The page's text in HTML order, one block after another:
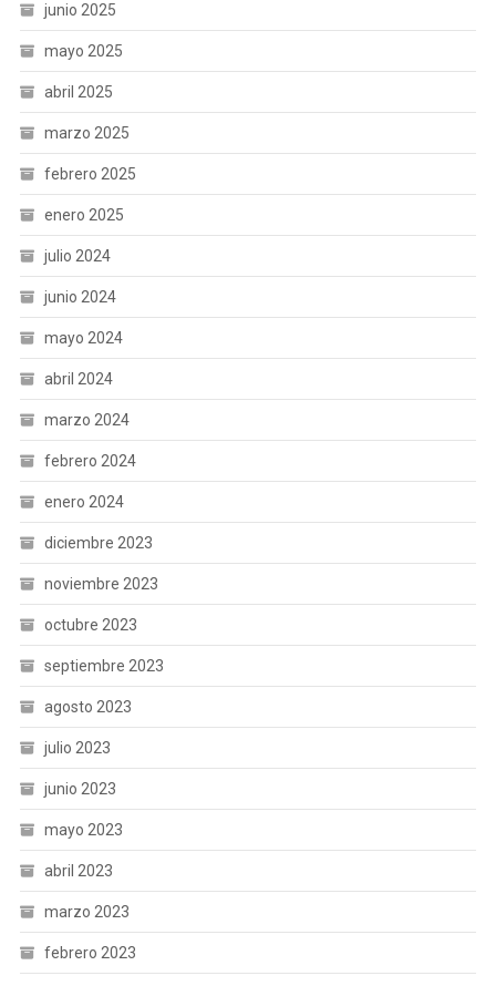
junio 2025
mayo 2025
abril 2025
marzo 2025
febrero 2025
enero 2025
julio 2024
junio 2024
mayo 2024
abril 2024
marzo 2024
febrero 2024
enero 2024
diciembre 2023
noviembre 2023
octubre 2023
septiembre 2023
agosto 2023
julio 2023
junio 2023
mayo 2023
abril 2023
marzo 2023
febrero 2023